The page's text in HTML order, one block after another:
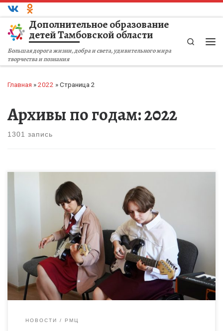
Перейти к содержимому
Дополнительное образование
детей Тамбовской области
Большая дорога жизни, добра и света, удивительного мира
творчества и познания
Search
Главная » 2022 » Страница 2
Архивы по годам:2022
1301 запись
Вокально-инструментальный ансамбль получил свое развитие
в 2022-2023 учебном году, благодаря реализации мероприятия
«Создание новых мест дополнительного образования детей в
учреждениях различных типов для реализации
дополнительных […]
НОВОСТИ РМЦ